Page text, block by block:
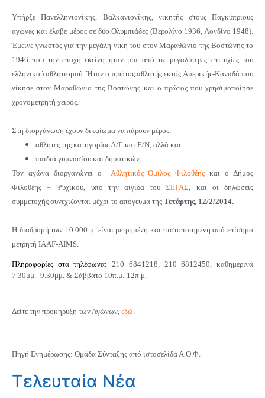
Υπήρξε Πανελληνιονίκης, Βαλκανιονίκης, νικητής στους Παγκύπριους
αγώνες και έλαβε μέρος σε δύο Ολυμπιάδες (Βερολίνο 1936, Λονδίνο 1948).
Έμεινε γνωστός για την μεγάλη νίκη του στον Μαραθώνιο της Βοστώνης το
1946 που την εποχή εκείνη ήταν μία από τις μεγαλύτερες επιτυχίες του
ελληνικού αθλητισμού. Ήταν ο πρώτος αθλητής εκτός Αμερικής-Καναδά που
νίκησε στον Μαραθώνιο της Βοστώνης και ο πρώτος που χρησιμοποίησε
χρονομετρητή χειρός.
Στη διοργάνωση έχουν δικαίωμα να πάρουν μέρος:
αθλητές της κατηγορίας Α/Γ και Ε/Ν, αλλά και
παιδιά γυμνασίου και δημοτικών.
Τον αγώνα διοργανώνει ο Αθλητικός Όμιλος Φιλοθέης και ο Δήμος
Φιλοθέης – Ψυχικού, υπό την αιγίδα τουΣΕΓΑΣ , και οι δηλώσεις
συμμετοχής συνεχίζονται μέχρι το απόγευμα της Τετάρτης, 12/2/2014.
Η διαδρομή των 10.000 μ. είναι μετρημένη και πιστοποιημένη από επίσημο
μετρητή IAAF-AIMS.
Πληροφορίες στα τηλέφωνα: 210 6841218, 210 6812450, καθημερινά
7.30μμ.- 9.30μμ. & Σάββατο 10π.μ.-12π.μ.
Δείτε την προκήρυξη των Αγώνων, εδώ.
Πηγή Ενημέρωσης: Ομάδα Σύνταξης από ιστοσελίδα Α.Ο.Φ.
Τελευταία Νέα